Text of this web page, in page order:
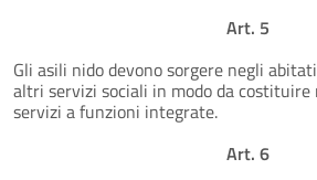
Art. 5
Gli asili nido devono sorgere negli
altri servizi sociali in modo da
servizi a funzioni integrate.
Art. 6